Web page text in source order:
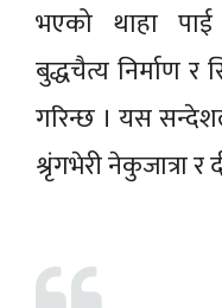
भएको थाहा पाई
बुद्धचैत्य निर्माण र
गरिन्छ । यस
श्रृंगभेरी नेकुजात्रा